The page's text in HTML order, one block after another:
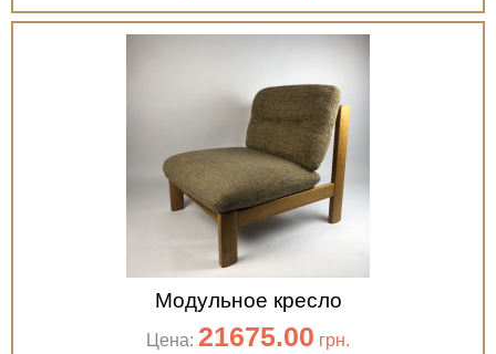
Модульное кресло
Цена: 21675.00 грн.